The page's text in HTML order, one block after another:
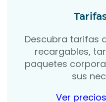
Descubra tarifas
recargables,
paquetes
sus
Ver